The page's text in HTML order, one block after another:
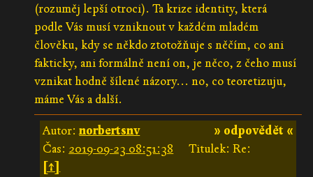
(rozuměj lepší otroci). Ta krize identity, která
podle Vás musí vzniknout v každém mladém
člověku, kdy se někdo ztotožňuje s něčím, co ani
fakticky, ani formálně není on, je něco, z čeho musí
vznikat hodně šílené názory... no, co teoretizuju,
máme Vás a další.
» odpovědět «
Autor:norbertsnv
Čas: 2019-09-23 08:51:38
Titulek: Re:
[↑]